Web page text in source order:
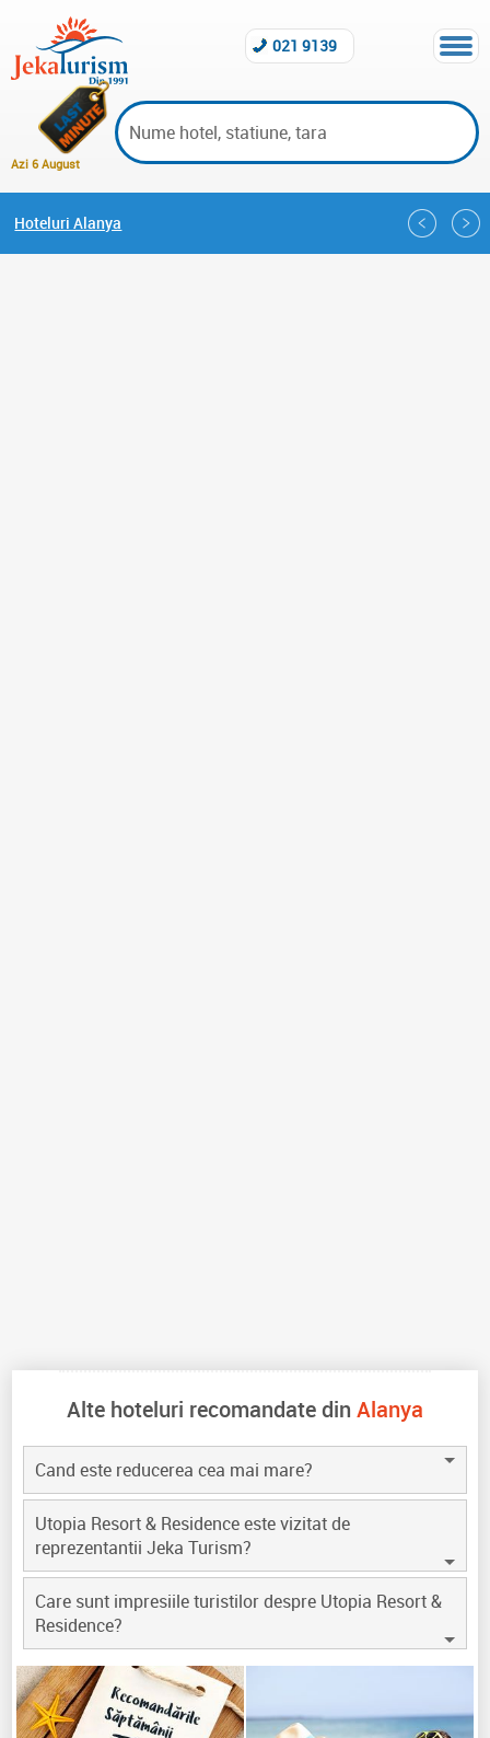
Azi 6 August
021 9139
Hoteluri Alanya
Alte hoteluri recomandate din Alanya
Cand este reducerea cea mai mare?
Utopia Resort & Residence este vizitat de
reprezentantii Jeka Turism?
Care sunt impresiile turistilor despre Utopia Resort &
Residence?